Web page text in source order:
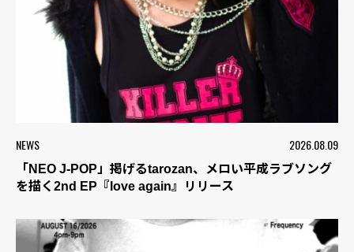
NEWS 2026.08.09
「NEO J-POP」掲げるtarozan、メロい平成ラブソング
を描く2nd EP『love again』リリース